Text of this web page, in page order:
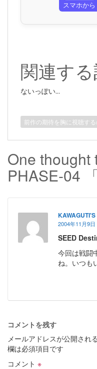
スマホから
関連する
ないっぽい...
前作の期待を胸に視聴す
One thought
PHASE-04
2004年11月9
SEED
今回は戦闘
ね。いつも
コメントを残す
メールアドレスが公開され
欄は必須項目です
コメント ※